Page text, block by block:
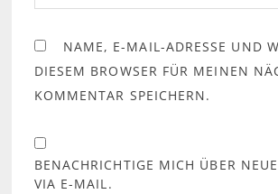
NAME, E-MAIL-ADRESSE UND
DIESEM BROWSER FÜR MEINEN
KOMMENTAR SPEICHERN.
BENACHRICHTIGE MICH ÜBER
VIA E-MAIL.